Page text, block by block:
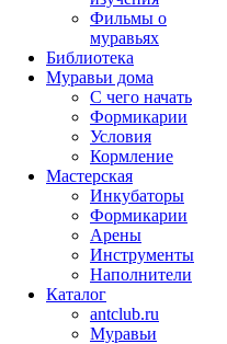
Фильмы о
муравьях
Библиотека
Муравьи дома
С чего начать
Формикарии
Условия
Кормление
Мастерская
Инкубаторы
Формикарии
Арены
Инструменты
Наполнители
Каталог
antclub.ru
Муравьи